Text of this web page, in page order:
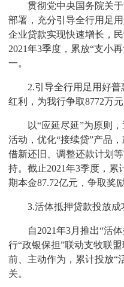
贯彻党中央国务院关于
部署，充分引导全行用足
企业贷款实现快速增长，
2021年3季度，累放“支小
一。
2.引导全行用足用好普
红利，为我行争取8772万元
以“应延尽延”为原则，
活动，优化“接续贷”产品
借新还旧、调整还款计划
持。截止2021年3季度，累
期本金87.72亿元，争取奖
3.活体抵押贷款投放成
自2021年3月推出“活体
行“政银保担”联动支牧联
前、主动作为，累计投放“
关。